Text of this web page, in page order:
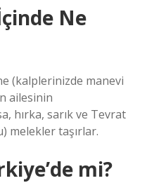
Ne
(kalplerinizde manevi
ailesinin
hırka, sarık ve Tevrat
melekler taşırlar.
mi?